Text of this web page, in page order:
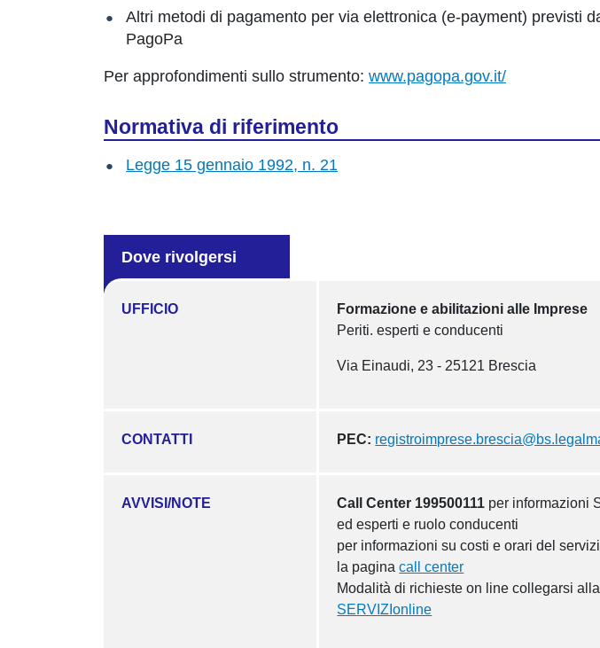
Altri metodi di pagamento per via elettronica (e-payment) previsti
PagoPa
Per approfondimenti sullo strumento: www.pagopa.gov.it/
Normativa di riferimento
Legge 15 gennaio 1992, n. 21
Dove rivolgersi
UFFICIO
Formazione e abilitazioni alle Imprese
Periti. esperti e conducenti
Via Einaudi, 23 - 25121 Brescia
CONTATTI PEC:
AVVISI/NOTE Call Center 199500111 per informazioni
ed esperti e ruolo conducenti
per informazioni su costi e orari del
la paginacall center
Modalità di richieste on line collegarsi
SERVIZIonline